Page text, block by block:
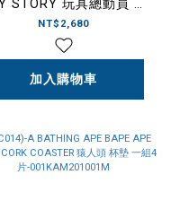
STORY 玩具總動員 巴
斯光年 小椅凳
NT$2,680
加入購物車